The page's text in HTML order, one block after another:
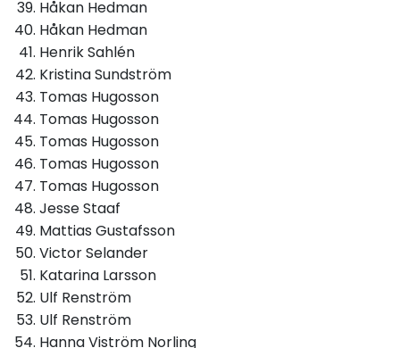
Håkan Hedman
Håkan Hedman
Henrik Sahlén
Kristina Sundström
Tomas Hugosson
Tomas Hugosson
Tomas Hugosson
Tomas Hugosson
Tomas Hugosson
Jesse Staaf
Mattias Gustafsson
Victor Selander
Katarina Larsson
Ulf Renström
Ulf Renström
Hanna Viström Norling